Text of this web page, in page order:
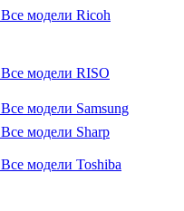
Все модели Ricoh
Все модели RISO
Все модели Samsung
Все модели Sharp
Все модели Toshiba